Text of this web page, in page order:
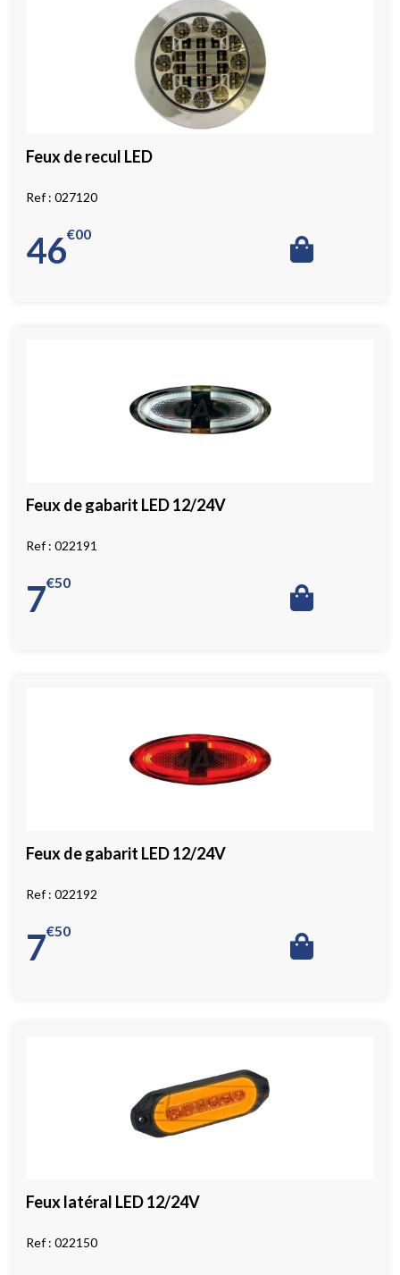
Feux de recul LED
027120
46 00
€
Feux de gabarit LED 12/24V
022191
7 50
€
Feux de gabarit LED 12/24V
022192
7 50
€
Feux latéral LED 12/24V
022150